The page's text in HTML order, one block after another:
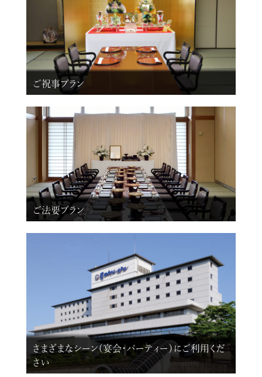
ご祝事プラン
ご法要プラン
さまざまなシーン（宴会・パーティー）にご利用くだ
さい